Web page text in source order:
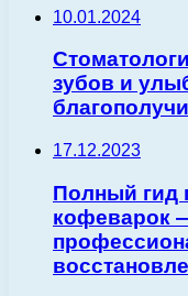
10.01.2024
зубов и
17.12.2023
Полный гид
кофеварок